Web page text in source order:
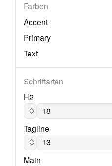
Farben
Accent
Primary
Text
Schriftarten
H2
Arial
Tagline
Arial
Main